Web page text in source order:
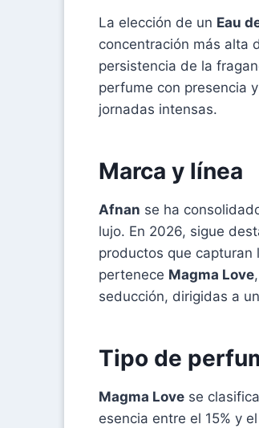
La elección de un Eau
concentración más alta
persistencia de la
perfume con presencia
jornadas intensas.
Marca y línea
Afnan se ha
lujo. En 2026, sigue
productos que capturan
pertenece Magma Love
seducción, dirigidas a
Tipo de
Magma Love se
esencia entre el 15% y